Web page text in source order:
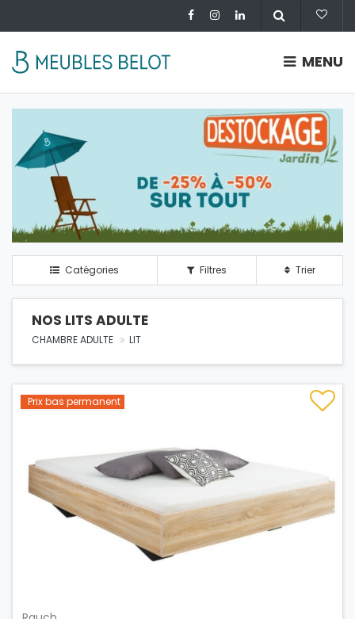
MENU
Catégories Filtres Trier
NOS LITS ADULTE
CHAMBRE ADULTE LIT
Prix bas permanent